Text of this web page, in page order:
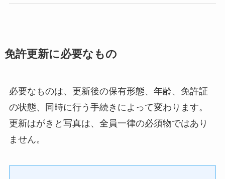
免許更新に必要なもの
必要なものは、更新後の保有形態、年齢、免許証
の状態、同時に行う手続きによって変わります。
更新はがきと写真は、全員一律の必須物ではあり
ません。